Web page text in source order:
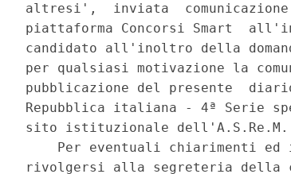
altresi',  inviata
piattaforma Concorsi Smart
candidato all'inoltro della
per qualsiasi motivazione la
pubblicazione del presente
Repubblica italiana - 4ª Serie
sito istituzionale dell'A.S.Re.M.
Per eventuali chiarimenti ed
rivolgersi alla segreteria della